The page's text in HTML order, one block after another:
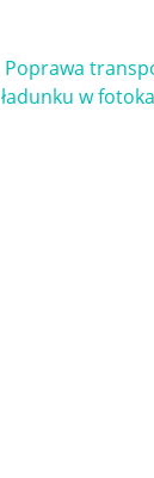
Poprawa
ładunku w